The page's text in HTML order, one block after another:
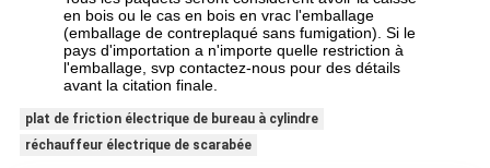
en bois ou le cas en bois en vrac l'emballage
(emballage de contreplaqué sans fumigation). Si le
pays d'importation a n'importe quelle restriction à
l'emballage, svp contactez-nous pour des détails
avant la citation finale.
plat de friction électrique de bureau à cylindre
réchauffeur électrique de scarabée